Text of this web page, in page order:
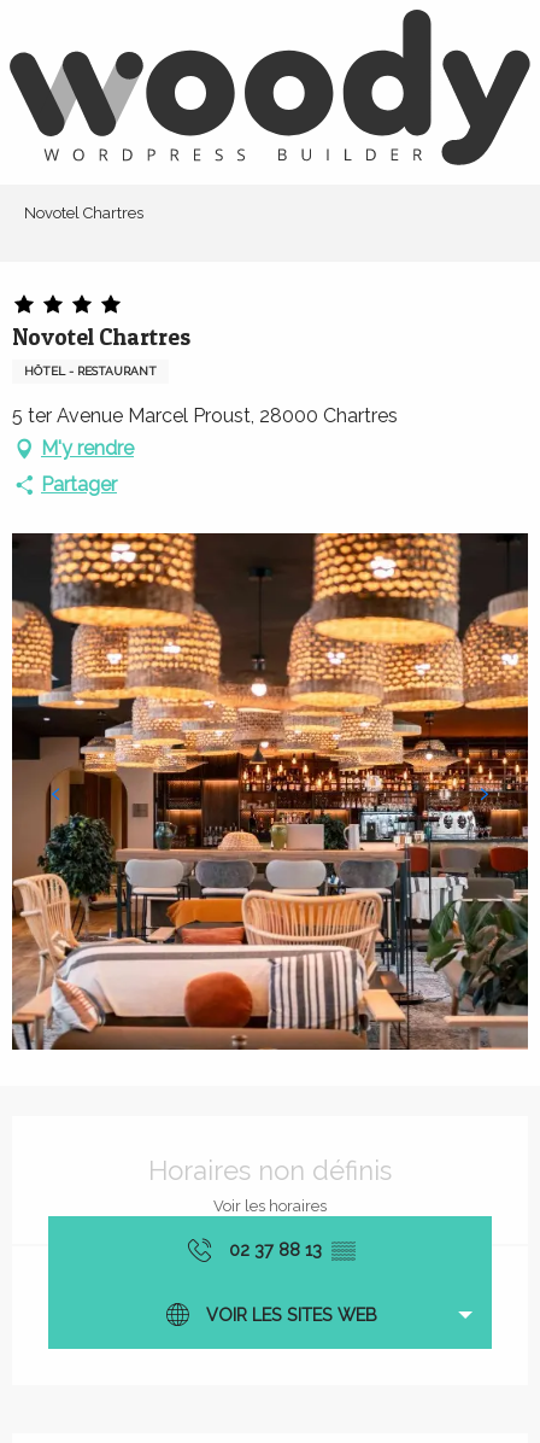
contenu
principal
Novotel Chartres
Novotel Chartres
HÔTEL - RESTAURANT
5 ter Avenue Marcel Proust, 28000 Chartres
M'y rendre
Partager
Horaires non définis
Voir les horaires
02 37 88 13 ▒▒
VOIR LES SITES WEB